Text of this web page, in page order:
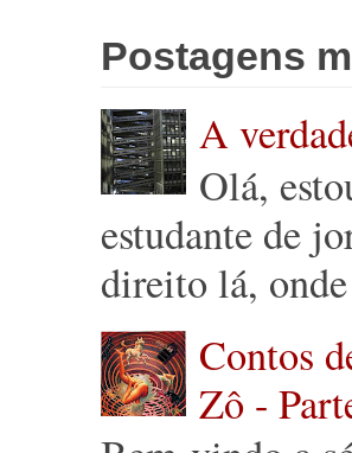
Postagens
A
Olá,
estudante de
direito lá,
Contos
Zô -